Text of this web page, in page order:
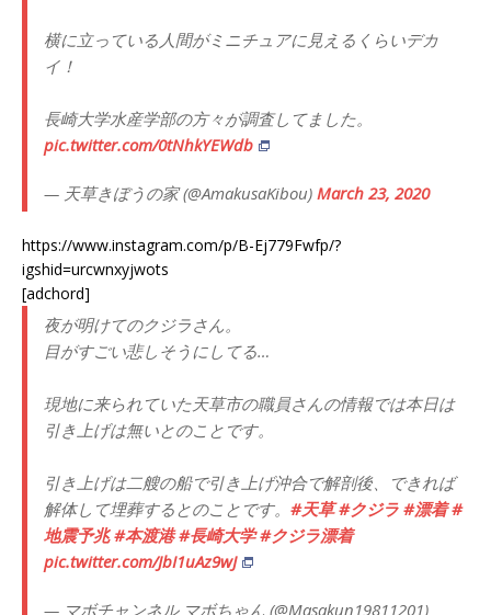
横に立っている人間がミニチュアに見えるくらいデカ
イ！
長崎大学水産学部の方々が調査してました。
pic.twitter.com/0tNhkYEWdb
— 天草きぼうの家 (@AmakusaKibou) March 23, 2020
https://www.instagram.com/p/B-Ej779Fwfp/?
igshid=urcwnxyjwots
[adchord]
夜が明けてのクジラさん。
目がすごい悲しそうにしてる…
現地に来られていた天草市の職員さんの情報では本日は
引き上げは無いとのことです。
引き上げは二艘の船で引き上げ沖合で解剖後、できれば
解体して埋葬するとのことです。 #天草 #クジラ #漂着 #
地震予兆 #本渡港 #長崎大学 #クジラ漂着
pic.twitter.com/JbI1uAz9wJ
— マボチャンネル マボちゃん (@Masakun19811201)